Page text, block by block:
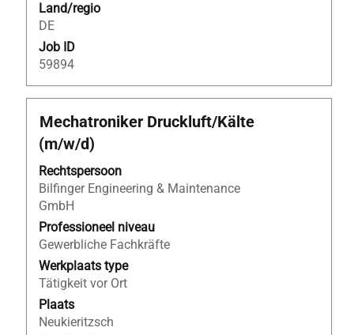
Land/regio
DE
Job ID
59894
Titel
Mechatroniker Druckluft/Kälte
(m/w/d)
Rechtspersoon
Bilfinger Engineering & Maintenance
GmbH
Professioneel niveau
Gewerbliche Fachkräfte
Werkplaats type
Tätigkeit vor Ort
Plaats
Neukieritzsch
Selecteer
deze
spatiebalk
om
de
volledige
inhoud
van
de
functiegegevens
weer
te
geven.